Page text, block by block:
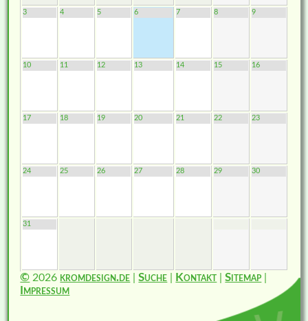
3 4 5 6 7 8 9
10 11 12 13 14 15 16
17 18 19 20 21 22 23
24 25 26 27 28 29 30
31
© 2026 kromdesign.de |Suche Kontakt |Sitemap
Impressum